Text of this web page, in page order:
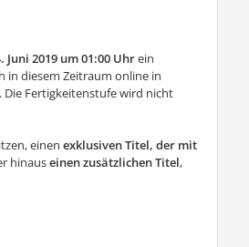
Juni 2019 um 01:00 Uhrein
in diesem Zeitraum online in
Fertigkeitenstufe wird nicht
einen exklusiven Titel, der mit
hinauseinen zusätzlichen Titel,